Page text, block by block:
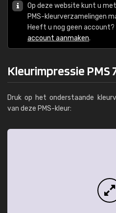
Op deze website kunt u
PMS-kleurverzamelingen
Heeft u nog geen
account aanmaken.
Kleurimpressie PMS
Druk op het onderstaande
van deze PMS-kleur: